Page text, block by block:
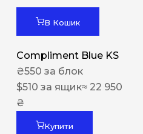
В Кошик
Compliment Blue KS
₴550 за блок
$510 за ящик≈ 22 950
₴
Купити